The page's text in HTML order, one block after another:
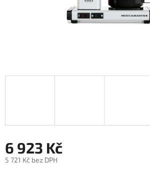
6 923 Kč
5 721 Kč bez DPH